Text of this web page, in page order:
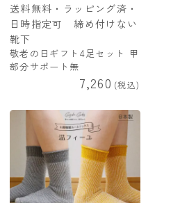
送料無料・ラッピング済・
日時指定可 締め付けない
靴下
敬老の日ギフト4足セット 甲
部分サポート無
7,260 税込